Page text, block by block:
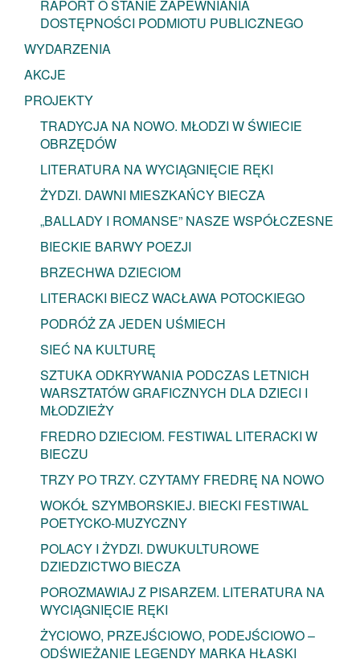
RAPORT O STANIE ZAPEWNIANIA
DOSTĘPNOŚCI PODMIOTU PUBLICZNEGO
WYDARZENIA
AKCJE
PROJEKTY
TRADYCJA NA NOWO. MŁODZI W ŚWIECIE
OBRZĘDÓW
LITERATURA NA WYCIĄGNIĘCIE RĘKI
ŻYDZI. DAWNI MIESZKAŃCY BIECZA
„BALLADY I ROMANSE” NASZE WSPÓŁCZESNE
BIECKIE BARWY POEZJI
BRZECHWA DZIECIOM
LITERACKI BIECZ WACŁAWA POTOCKIEGO
PODRÓŻ ZA JEDEN UŚMIECH
SIEĆ NA KULTURĘ
SZTUKA ODKRYWANIA PODCZAS LETNICH
WARSZTATÓW GRAFICZNYCH DLA DZIECI I
MŁODZIEŻY
FREDRO DZIECIOM. FESTIWAL LITERACKI W
BIECZU
TRZY PO TRZY. CZYTAMY FREDRĘ NA NOWO
WOKÓŁ SZYMBORSKIEJ. BIECKI FESTIWAL
POETYCKO-MUZYCZNY
POLACY I ŻYDZI. DWUKULTUROWE
DZIEDZICTWO BIECZA
POROZMAWIAJ Z PISARZEM. LITERATURA NA
WYCIĄGNIĘCIE RĘKI
ŻYCIOWO, PRZEJŚCIOWO, PODEJŚCIOWO –
ODŚWIEŻANIE LEGENDY MARKA HŁASKI